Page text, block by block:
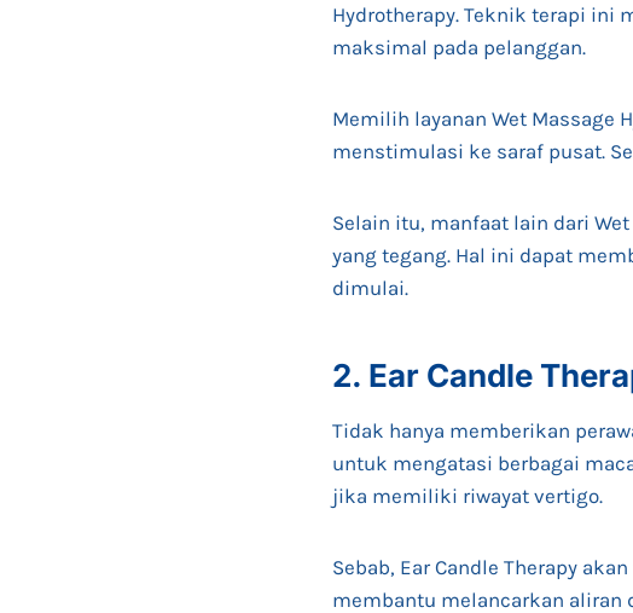
Hydrotherapy. Teknik terapi ini
maksimal pada pelanggan.
Memilih layanan Wet Massage
menstimulasi ke saraf pusat.
Selain itu, manfaat lain dari
yang tegang. Hal ini dapat
dimulai.
2. Ear Candle
Tidak hanya memberikan
untuk mengatasi berbagai
jika memiliki riwayat vertigo.
Sebab, Ear Candle Therapy
membantu melancarkan aliran